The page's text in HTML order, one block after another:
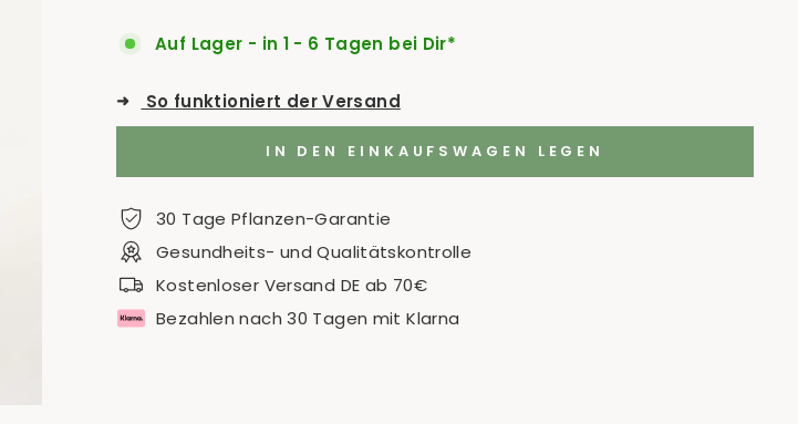
Auf Lager - in 1 - 6 Tagen bei Dir*
➜ So funktioniert der Versand
IN DEN EINKAUFSWAGEN LEGEN
30 Tage Pflanzen-Garantie
Gesundheits- und Qualitätskontrolle
Kostenloser Versand DE ab 70€
Bezahlen nach 30 Tagen mit Klarna